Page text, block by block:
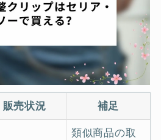
販売状況 補足
類似商品の取